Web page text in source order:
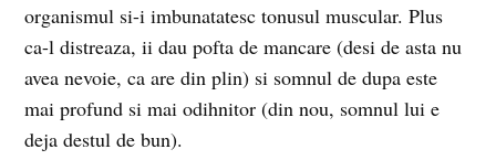
organismul si-i imbunatatesc tonusul muscular. Plus
ca-l distreaza, ii dau pofta de mancare (desi de asta nu
avea nevoie, ca are din plin) si somnul de dupa este
mai profund si mai odihnitor (din nou, somnul lui e
deja destul de bun).